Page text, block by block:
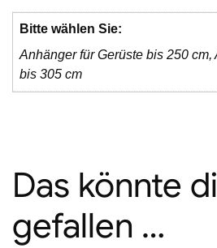
Bitte wählen Sie:
Anhänger für Gerüste bis 250 cm,
bis 305 cm
Das könnte
gefallen …